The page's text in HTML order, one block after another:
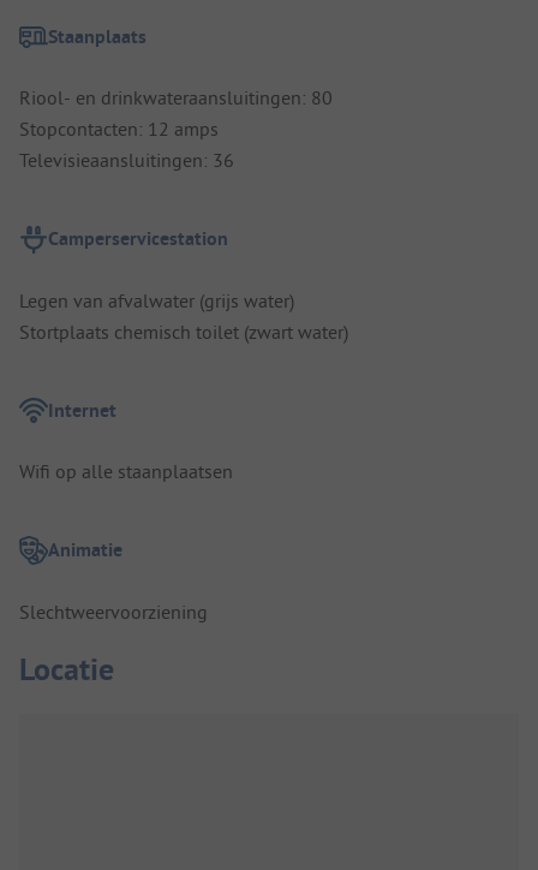
Staanplaats
Riool- en drinkwateraansluitingen: 80
Stopcontacten: 12 amps
Televisieaansluitingen: 36
Camperservicestation
Legen van afvalwater (grijs water)
Stortplaats chemisch toilet (zwart water)
Internet
Wifi op alle staanplaatsen
Animatie
Slechtweervoorziening
Locatie